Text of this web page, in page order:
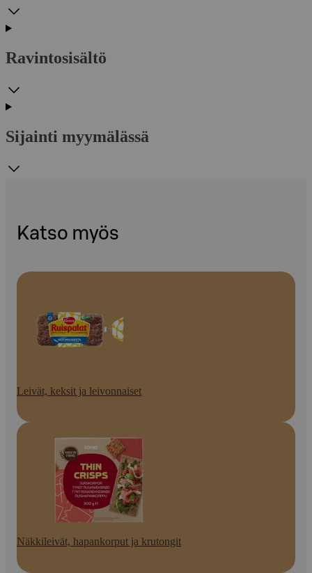
Ravintosisältö
Sijainti myymälässä
Katso myös
Leivät, keksit ja leivonnaiset
Näkkileivät, hapankorput ja krutongit